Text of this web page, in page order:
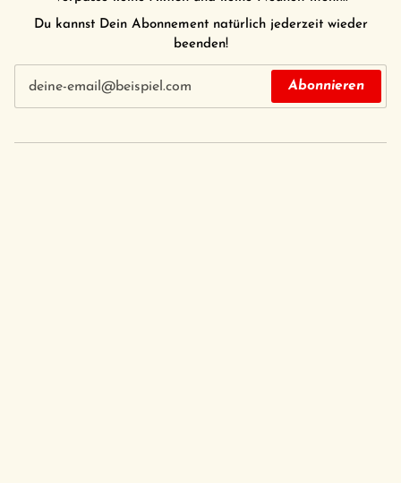
Du kannst Dein Abonnement natürlich jederzeit wieder
beenden!
Abonnieren